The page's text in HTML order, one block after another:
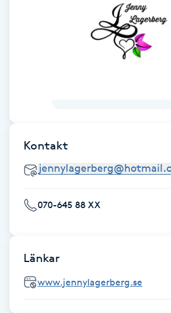
Fettreducering
Fibromassage
Fillers
Fotmassage
Fotsvamp
Fotvård
Kontakt
070-645 88 XX
Länkar
www.jennylagerberg.se